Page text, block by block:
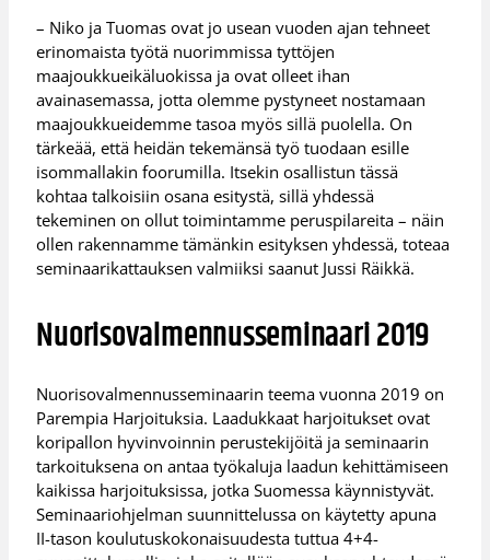
– Niko ja Tuomas ovat jo usean vuoden ajan tehneet
erinomaista työtä nuorimmissa tyttöjen
maajoukkueikäluokissa ja ovat olleet ihan
avainasemassa, jotta olemme pystyneet nostamaan
maajoukkueidemme tasoa myös sillä puolella. On
tärkeää, että heidän tekemänsä työ tuodaan esille
isommallakin foorumilla. Itsekin osallistun tässä
kohtaa talkoisiin osana esitystä, sillä yhdessä
tekeminen on ollut toimintamme peruspilareita – näin
ollen rakennamme tämänkin esityksen yhdessä, toteaa
seminaarikattauksen valmiiksi saanut Jussi Räikkä.
Nuorisovalmennusseminaari 2019
Nuorisovalmennusseminaarin teema vuonna 2019 on
Parempia Harjoituksia. Laadukkaat harjoitukset ovat
koripallon hyvinvoinnin perustekijöitä ja seminaarin
tarkoituksena on antaa työkaluja laadun kehittämiseen
kaikissa harjoituksissa, jotka Suomessa käynnistyvät.
Seminaariohjelman suunnittelussa on käytetty apuna
II-tason koulutuskokonaisuudesta tuttua 4+4-